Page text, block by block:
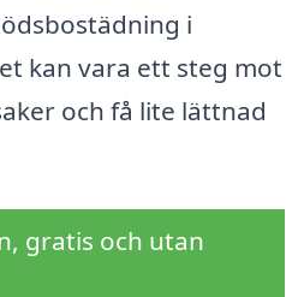
i
kan vara ett steg mot
och få lite lättnad
gratis och utan